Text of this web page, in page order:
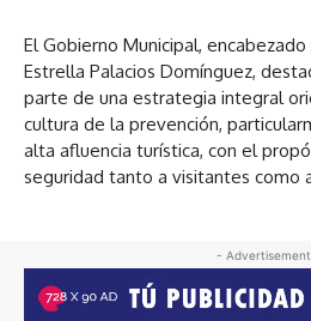
El Gobierno Municipal,
Estrella Palacios Domínguez,
parte de una estrategia integral
cultura de la prevención,
alta afluencia turística, con el
seguridad tanto a visitantes como
-